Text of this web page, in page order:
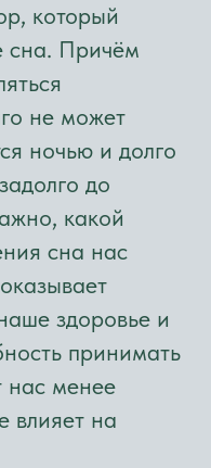
который
сна. Причём
не может
ночью и долго
до
какой
сна нас
здоровье и
принимать
нас менее
влияет на